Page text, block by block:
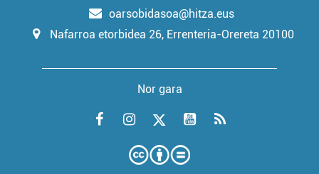
oarsobidasoa@hitza.eus
Nafarroa etorbidea 26, Errenteria-Orereta 20100
Nor gara